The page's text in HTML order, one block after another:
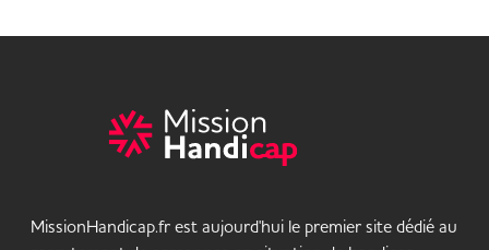
MissionHandicap.fr est aujourd'hui le premier site dédié au